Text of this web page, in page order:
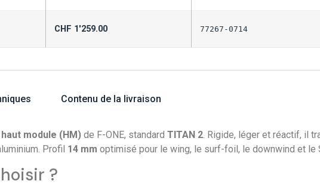
CHF 1'259.00 77267-0714
Contenu de la livraison
module (HM) de F-ONE, standard TITAN 2. Rigide, léger et réactif, il
Profil 14 mm optimisé pour le wing, le surf-foil, le downwind et le
?